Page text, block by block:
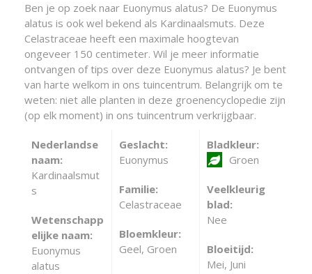
Ben je op zoek naar Euonymus alatus? De Euonymus
alatus is ook wel bekend als Kardinaalsmuts. Deze
Celastraceae heeft een maximale hoogtevan
ongeveer 150 centimeter. Wil je meer informatie
ontvangen of tips over deze Euonymus alatus? Je bent
van harte welkom in ons tuincentrum. Belangrijk om te
weten: niet alle planten in deze groenencyclopedie zijn
(op elk moment) in ons tuincentrum verkrijgbaar.
Nederlandse
naam:
Kardinaalsmut
s
Wetenschapp
elijke naam:
Euonymus
alatus
Geslacht:
Euonymus
Familie:
Celastraceae
Bloemkleur:
Geel, Groen
Bladkleur:
Groen
Veelkleurig
blad:
Nee
Bloeitijd:
Mei, Juni